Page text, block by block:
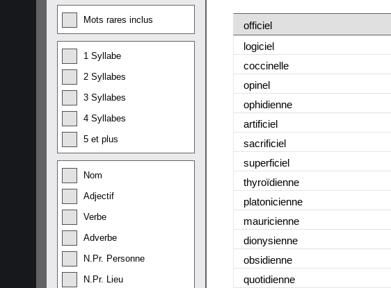
Mots rares inclus
1 Syllabe
2 Syllabes
3 Syllabes
4 Syllabes
5 et plus
Nom
Adjectif
Verbe
Adverbe
N.Pr. Personne
N.Pr. Lieu
officiel
logiciel
coccinelle
opinel
ophidienne
artificiel
sacrificiel
superficiel
thyroïdienne
platonicienne
mauricienne
dionysienne
obsidienne
quotidienne